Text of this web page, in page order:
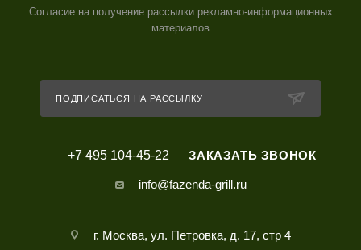
Согласие на получение рассылки рекламно-информационных
материалов
ПОДПИСАТЬСЯ НА РАССЫЛКУ
+7 495 104-45-22 ЗАКАЗАТЬ ЗВОНОК
info@fazenda-grill.ru
г. Москва, ул. Петровка, д. 17, стр 4